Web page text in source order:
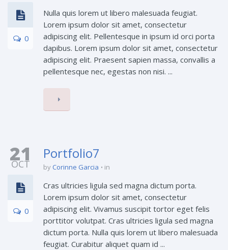
0
Nulla quis lorem ut libero malesuada feugiat.
Lorem ipsum dolor sit amet, consectetur
adipiscing elit. Pellentesque in ipsum id orci porta
dapibus. Lorem ipsum dolor sit amet, consectetur
adipiscing elit. Praesent sapien massa, convallis a
pellentesque nec, egestas non nisi. ...
21
OCT
0
Portfolio7
by Corinne Garcia in
Cras ultricies ligula sed magna dictum porta.
Lorem ipsum dolor sit amet, consectetur
adipiscing elit. Vivamus suscipit tortor eget felis
porttitor volutpat. Cras ultricies ligula sed magna
dictum porta. Nulla quis lorem ut libero malesuada
feugiat. Curabitur aliquet quam id ...